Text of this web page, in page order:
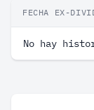
FECHA EX-
No hay